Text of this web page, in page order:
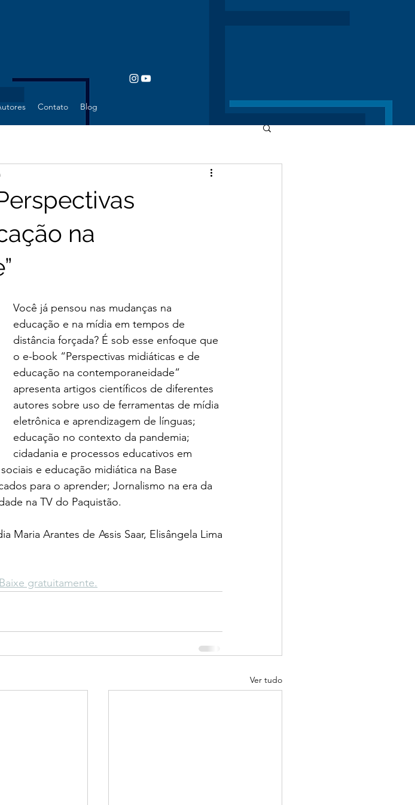
Contato
Blog
na
Você já pensou nas mudanças na
educação e na mídia em tempos de
distância forçada? É sob esse enfoque que
o e-book “Perspectivas midiáticas e de
educação na contemporaneidade”
apresenta artigos científicos de diferentes
autores sobre uso de ferramentas de mídia
eletrônica e aprendizagem de línguas;
educação no contexto da pandemia;
cidadania e processos educativos em
e educação midiática na Base
para o aprender; Jornalismo na era da
na TV do Paquistão.
Maria Arantes de Assis Saar, Elisângela Lima
Baixe gratuitamente.
Ver tudo